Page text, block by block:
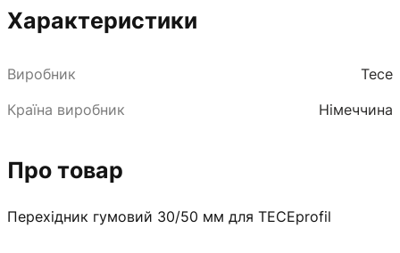
Характеристики
Виробник
Tece
Країна виробник
Німеччина
Про товар
Перехідник гумовий 30/50 мм для TECEprofil